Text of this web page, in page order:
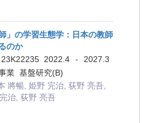
」の学習生態学：日本の教師
のか
23K22235 2022.4 -
2027.3
業 基盤研究(B)
將暢, 姫野 完治, 荻野 亮吾,
治, 荻野 亮吾